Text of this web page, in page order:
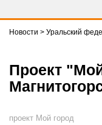
Новости > Уральский
Проект
проект Мой город